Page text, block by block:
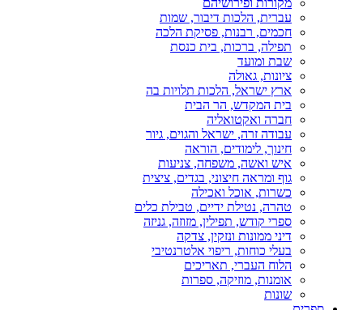
מקורות ופירושיהם
עברית, הלכות דיבור, שמות
חכמים, רבנות, פסיקת הלכה
תפילה, ברכות, בית כנסת
שבת ומועד
ציונות, גאולה
ארץ ישראל, הלכות תלויות בה
בית המקדש, הר הבית
חברה ואקטואליה
עבודה זרה, ישראל והגוים, גיור
חינוך, לימודים, הוראה
איש ואשה, משפחה, צניעות
גוף ומראה חיצוני, בגדים, ציצית
כשרות, אוכל ואכילה
טהרה, נטילת ידיים, טבילת כלים
ספרי קודש, תפילין, מזוזה, גניזה
דיני ממונות ונזקין, צדקה
בעלי כוחות, ריפוי אלטרנטיבי
הלוח העברי, תאריכים
אומנות, מוזיקה, ספרות
שונות